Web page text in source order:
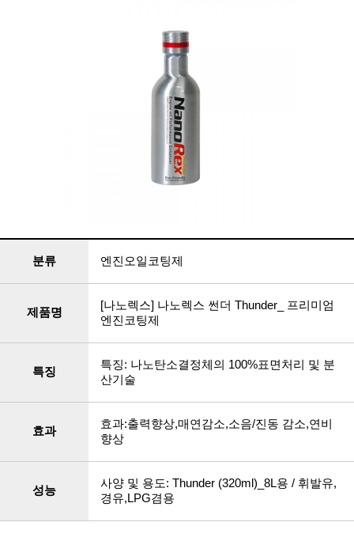
분류 엔진오일코팅제
제품명
[나노렉스] 나노렉스 썬더 Thunder_ 프리미엄
엔진코팅제
특징
특징: 나노탄소결정체의 100%표면처리 및 분
산기술
효과
효과:출력향상,매연감소,소음/진동 감소,연비
향상
성능
사양 및 용도: Thunder (320ml)_8L용 / 휘발유,
경유,LPG겸용